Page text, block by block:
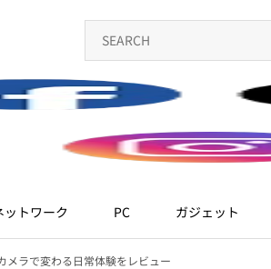
ットワーク PC ガジェット
メラで変わる日常体験をレビュー